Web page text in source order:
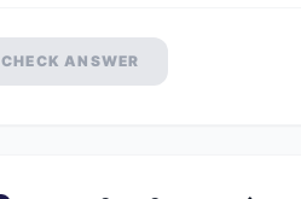
CHECK ANSWER